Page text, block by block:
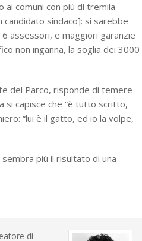
ai comuni con più di tremila
sindaco]: si sarebbe
assessori, e maggiori garanzie
non inganna, la soglia dei 3000
del Parco, risponde di temere
si capisce che “è tutto scritto,
“lui è il gatto, ed io la volpe,
più il risultato di una
di